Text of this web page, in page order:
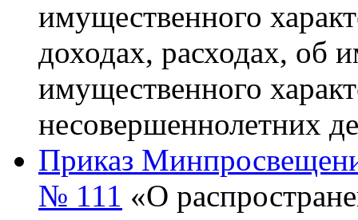
имущественного
доходах, расходах, об
имущественного
несовершеннолетних
Приказ
№ 111 «О